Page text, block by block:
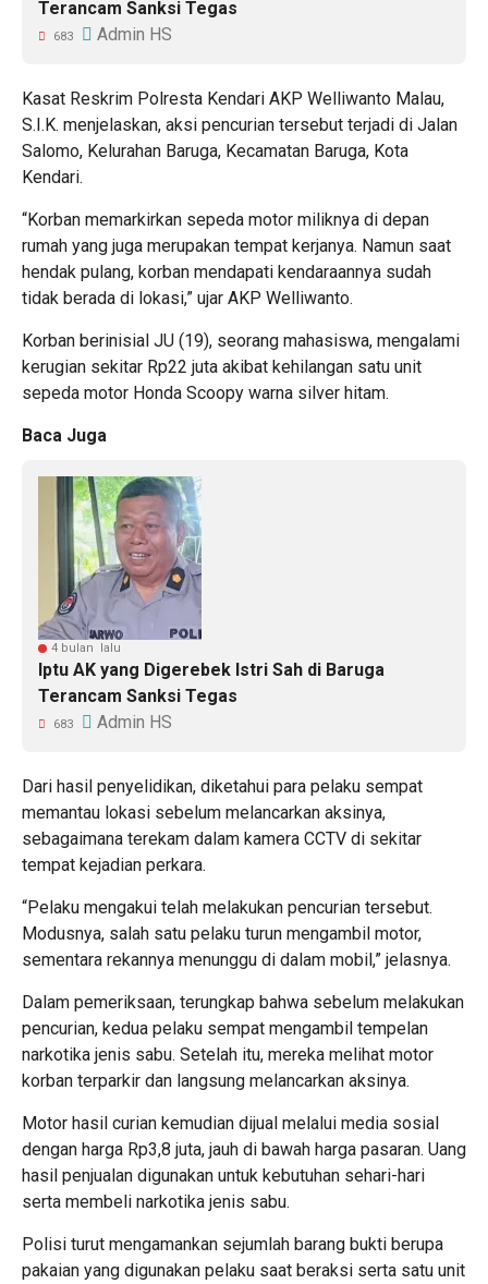
Terancam Sanksi Tegas
683 Admin HS
Kasat Reskrim Polresta Kendari AKP Welliwanto Malau,
S.I.K. menjelaskan, aksi pencurian tersebut terjadi di Jalan
Salomo, Kelurahan Baruga, Kecamatan Baruga, Kota
Kendari.
“Korban memarkirkan sepeda motor miliknya di depan
rumah yang juga merupakan tempat kerjanya. Namun saat
hendak pulang, korban mendapati kendaraannya sudah
tidak berada di lokasi,” ujar AKP Welliwanto.
Korban berinisial JU (19), seorang mahasiswa, mengalami
kerugian sekitar Rp22 juta akibat kehilangan satu unit
sepeda motor Honda Scoopy warna silver hitam.
Baca Juga
4 bulan lalu
Iptu AK yang Digerebek Istri Sah di Baruga
Terancam Sanksi Tegas
683 Admin HS
Dari hasil penyelidikan, diketahui para pelaku sempat
memantau lokasi sebelum melancarkan aksinya,
sebagaimana terekam dalam kamera CCTV di sekitar
tempat kejadian perkara.
“Pelaku mengakui telah melakukan pencurian tersebut.
Modusnya, salah satu pelaku turun mengambil motor,
sementara rekannya menunggu di dalam mobil,” jelasnya.
Dalam pemeriksaan, terungkap bahwa sebelum melakukan
pencurian, kedua pelaku sempat mengambil tempelan
narkotika jenis sabu. Setelah itu, mereka melihat motor
korban terparkir dan langsung melancarkan aksinya.
Motor hasil curian kemudian dijual melalui media sosial
dengan harga Rp3,8 juta, jauh di bawah harga pasaran. Uang
hasil penjualan digunakan untuk kebutuhan sehari-hari
serta membeli narkotika jenis sabu.
Polisi turut mengamankan sejumlah barang bukti berupa
pakaian yang digunakan pelaku saat beraksi serta satu unit